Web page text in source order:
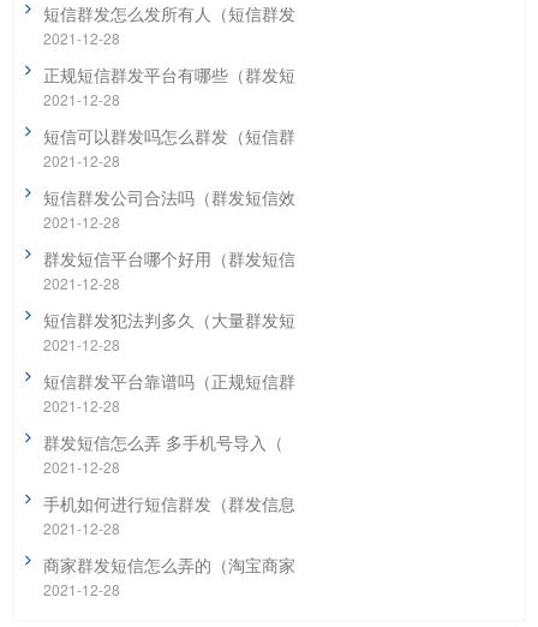
短信群发怎么发所有人（短信群发
2021-12-28
正规短信群发平台有哪些（群发短
2021-12-28
短信可以群发吗怎么群发（短信群
2021-12-28
短信群发公司合法吗（群发短信效
2021-12-28
群发短信平台哪个好用（群发短信
2021-12-28
短信群发犯法判多久（大量群发短
2021-12-28
短信群发平台靠谱吗（正规短信群
2021-12-28
群发短信怎么弄 多手机号导入（
2021-12-28
手机如何进行短信群发（群发信息
2021-12-28
商家群发短信怎么弄的（淘宝商家
2021-12-28